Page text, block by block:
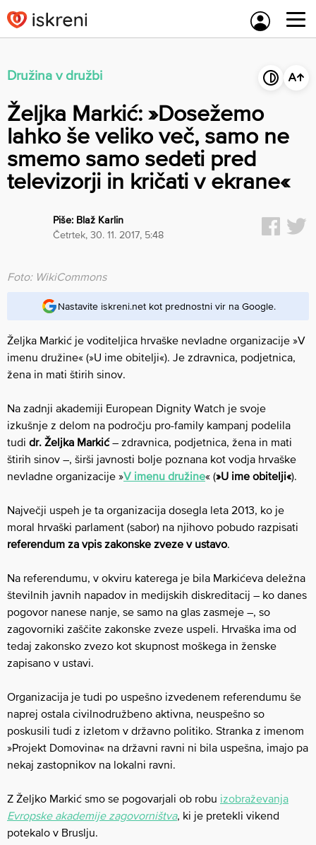
to
content
Družina v družbi
Željka Markić: »Dosežemo
lahko še veliko več, samo ne
smemo samo sedeti pred
televizorji in kričati v ekrane«
Piše: Blaž Karlin
četrtek, 30. 11. 2017, 5:48
Foto: WikiCommons
Nastavite iskreni.net kot prednostni vir na Google.
Željka Markić je voditeljica hrvaške nevladne organizacije »V
imenu družine« (»U ime obitelji«). Je zdravnica, podjetnica,
žena in mati štirih sinov.
Na zadnji akademiji European Dignity Watch je svoje
izkušnje z delom na področju pro-family kampanj podelila
tudi dr. Željka Markić– zdravnica, podjetnica, žena in mati
štirih sinov –, širši javnosti bolje poznana kot vodja hrvaške
nevladne organizacije »V imenu družine« (»U ime obitelji«).
Največji uspeh je ta organizacija dosegla leta 2013, ko je
moral hrvaški parlament (sabor) na njihovo pobudo razpisati
referendum za vpis zakonske zveze v ustavo.
Na referendumu, v okviru katerega je bila Markićeva deležna
številnih javnih napadov in medijskih diskreditacij – ko danes
pogovor nanese nanje, se samo na glas zasmeje –, so
zagovorniki zaščite zakonske zveze uspeli. Hrvaška ima od
tedaj zakonsko zvezo kot skupnost moškega in ženske
zapisano v ustavi.
Organizacija je tudi po uspešno izvedenem referendumu še
naprej ostala civilnodružbeno aktivna, neuspešno so
poskusili tudi z izletom v državno politiko. Stranka z imenom
»Projekt Domovina« na državni ravni ni bila uspešna, imajo pa
nekaj zastopnikov na lokalni ravni.
Z Željko Markić smo se pogovarjali ob robu izobraževanja
Evropske akademije zagovorništva, ki je pretekli vikend
potekalo v Bruslju.